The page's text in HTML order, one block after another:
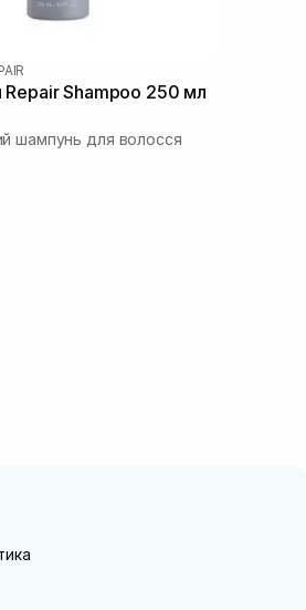
Repair Shampoo 250 мл
шампунь для волосся